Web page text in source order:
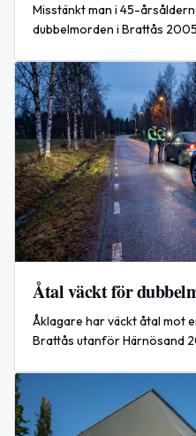
Misstänkt man i 45-
dubbelmorden i Brattås
Åtal väckt för
Åklagare har väckt åtal mot
Brattås utanför Härnösand